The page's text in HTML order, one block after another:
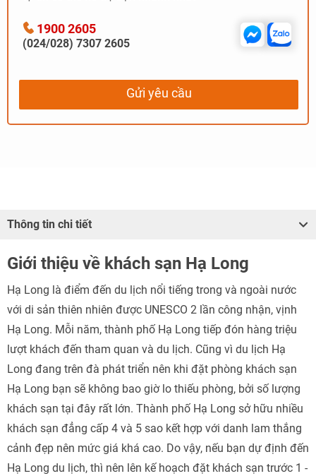
1900 2605
(024/028) 7307 2605
Gửi yêu cầu
Thông tin chi tiết
Giới thiệu về khách sạn Hạ Long
Hạ Long là điểm đến du lịch nổi tiếng trong và ngoài nước
với di sản thiên nhiên được UNESCO 2 lần công nhận, vịnh
Hạ Long. Mỗi năm, thành phố Hạ Long tiếp đón hàng triệu
lượt khách đến tham quan và du lịch. Cũng vì du lịch Hạ
Long đang trên đà phát triển nên khi đặt phòng khách sạn
Hạ Long bạn sẽ không bao giờ lo thiếu phòng, bởi số lượng
khách sạn tại đây rất lớn. Thành phố Hạ Long sở hữu nhiều
khách sạn đẳng cấp 4 và 5 sao kết hợp với danh lam thắng
cảnh đẹp nên mức giá khá cao. Do vậy, nếu bạn dự định đến
Hạ Long du lịch, thì nên lên kế hoạch đặt khách sạn trước 1 -